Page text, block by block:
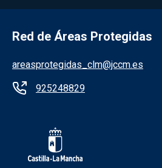
Red de Áreas Protegidas
areasprotegidas_clm@jccm.es
925248829